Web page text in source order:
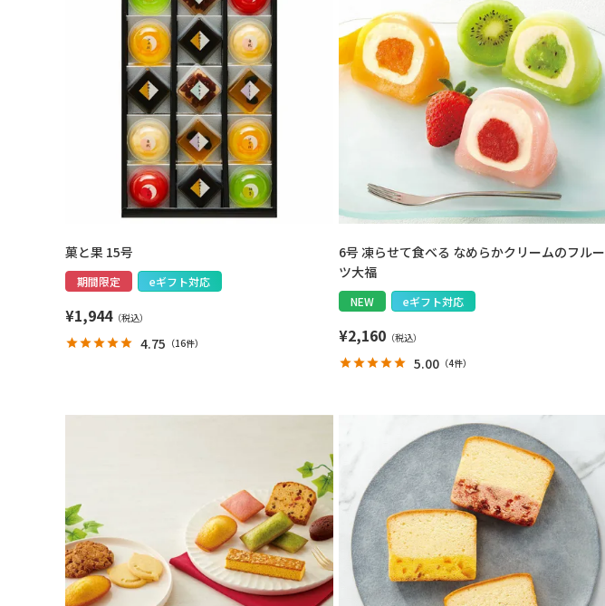
菓と果 15号
期間限定 eギフト対応
¥1,944
4.75 （16件）
6号 凍らせて食べる なめらかクリームのフルー
ツ大福
NEW eギフト対応
¥2,160
5.00（4件）